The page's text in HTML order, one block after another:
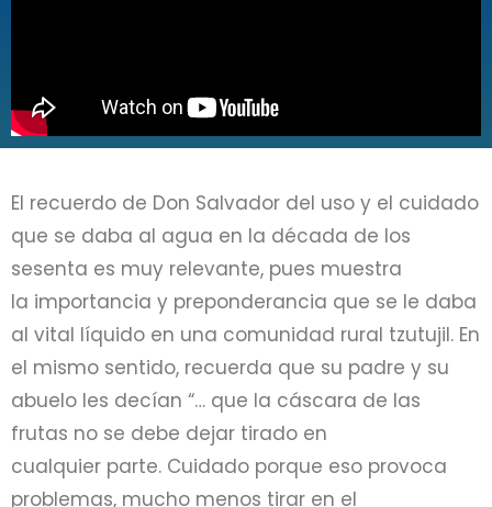
El recuerdo de Don Salvador del uso y el cuidado
que se daba al agua en la década de los
sesenta es muy relevante, pues muestra
la importancia y preponderancia que se le daba
al vital líquido en una comunidad rural tzutujil. En
el mismo sentido, recuerda que su padre y su
abuelo les decían “… que la cáscara de las
frutas no se debe dejar tirado en
cualquier parte. Cuidado porque eso provoca
problemas, mucho menos tirar en el